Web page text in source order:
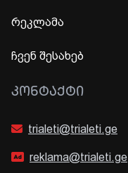
რეკლამა
ჩვენ შესახებ
ᲙᲝᲜᲢᲐᲥᲢᲘ
trialeti@trialeti.ge
reklama@trialeti.ge